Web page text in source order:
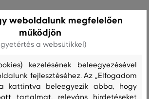
Recenziók
ÁLTAL ÉRTÉKELT MÉRETEK
mint amit
0
weboldalunk megfelelően
működjön
a websütikkel)
kezelésének beleegyezésével
fejlesztéséhez. Az „Elfogadom
kattintva beleegyezik abba, hogy
tartalmat, releváns hirdetéseket